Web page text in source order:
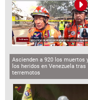
Ascienden a 920 los muertos
los heridos en Venezuela tras
terremotos